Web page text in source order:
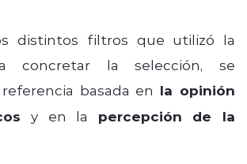
distintos filtros que utilizó la
concretar la selección, se
basada en la opinión
y en la percepción de la